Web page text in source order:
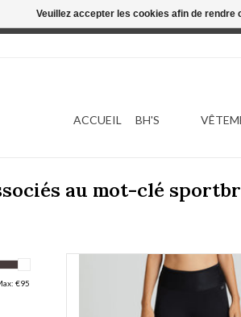
ACCUEIL BH'S
au mot-clé
€95
Prima Donna The Game
AJOUTER AU PANIER
Veuillez accepter les cookies afin de
Cette boutique est en